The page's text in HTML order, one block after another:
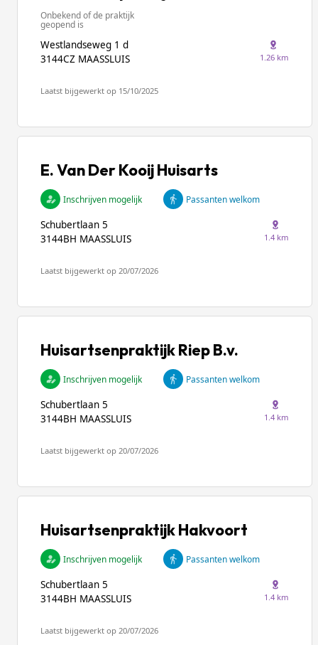
Onbekend of de praktijk
geopend is
Westlandseweg 1 d
3144CZ MAASSLUIS
1.26 km
Laatst bijgewerkt op 15/10/2025
E. Van Der Kooij Huisarts
Inschrijven mogelijk Passanten welkom
Schubertlaan 5
3144BH MAASSLUIS
1.4 km
Laatst bijgewerkt op 20/07/2026
Huisartsenpraktijk Riep B.v.
Inschrijven mogelijk Passanten welkom
Schubertlaan 5
3144BH MAASSLUIS
1.4 km
Laatst bijgewerkt op 20/07/2026
Huisartsenpraktijk Hakvoort
Inschrijven mogelijk Passanten welkom
Schubertlaan 5
3144BH MAASSLUIS
1.4 km
Laatst bijgewerkt op 20/07/2026